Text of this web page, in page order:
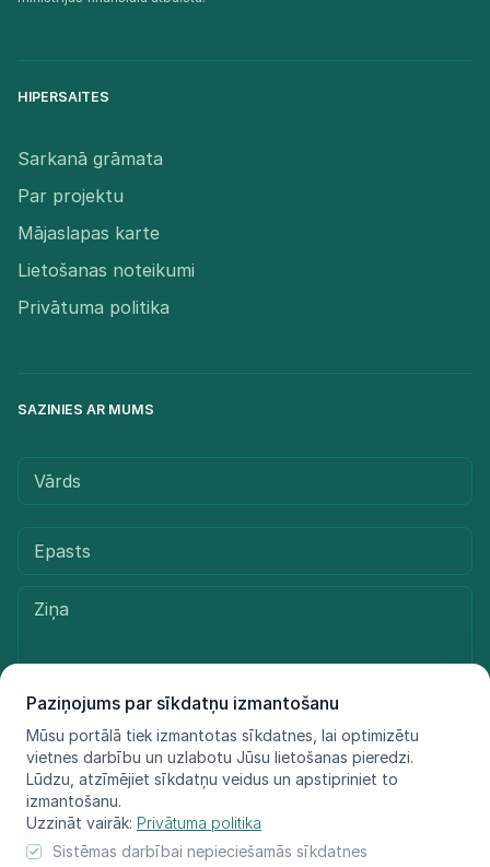
Paziņojums par sīkdatņu izmantošanu
Mūsu portālā tiek izmantotas sīkdatnes, lai optimizētu
vietnes darbību un uzlabotu Jūsu lietošanas pieredzi.
Lūdzu, atzīmējiet sīkdatņu veidus un apstipriniet to
izmantošanu.
Uzzināt vairāk: Privātuma politika
Sistēmas darbībai nepieciešamās sīkdatnes
HIPERSAITES
Sarkanā grāmata
Par projektu
Mājaslapas karte
Lietošanas noteikumi
Privātuma politika
SAZINIES AR MUMS
Sūtīt ziņu